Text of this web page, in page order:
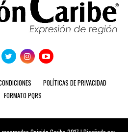
POLÍTICAS DE PRIVACIDAD
FORMATO PQRS